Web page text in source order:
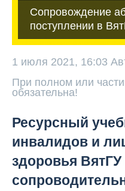
Сопровождение
поступлении в
1 июля 2021, 16:03
При полном или
обязательна!
Ресурсный
инвалидов и
здоровья